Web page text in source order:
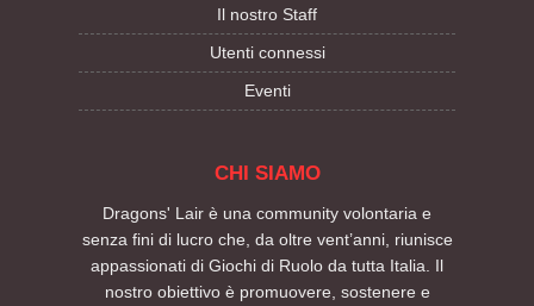
Il nostro Staff
Utenti connessi
Eventi
CHI SIAMO
Dragons' Lair è una community volontaria e
senza fini di lucro che, da oltre vent’anni, riunisce
appassionati di Giochi di Ruolo da tutta Italia. Il
nostro obiettivo è promuovere, sostenere e